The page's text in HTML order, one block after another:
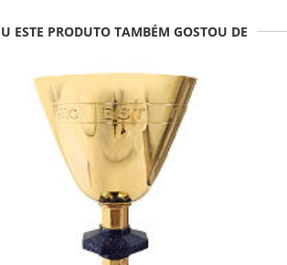
ESTE PRODUTO TAMBÉM GOSTOU DE